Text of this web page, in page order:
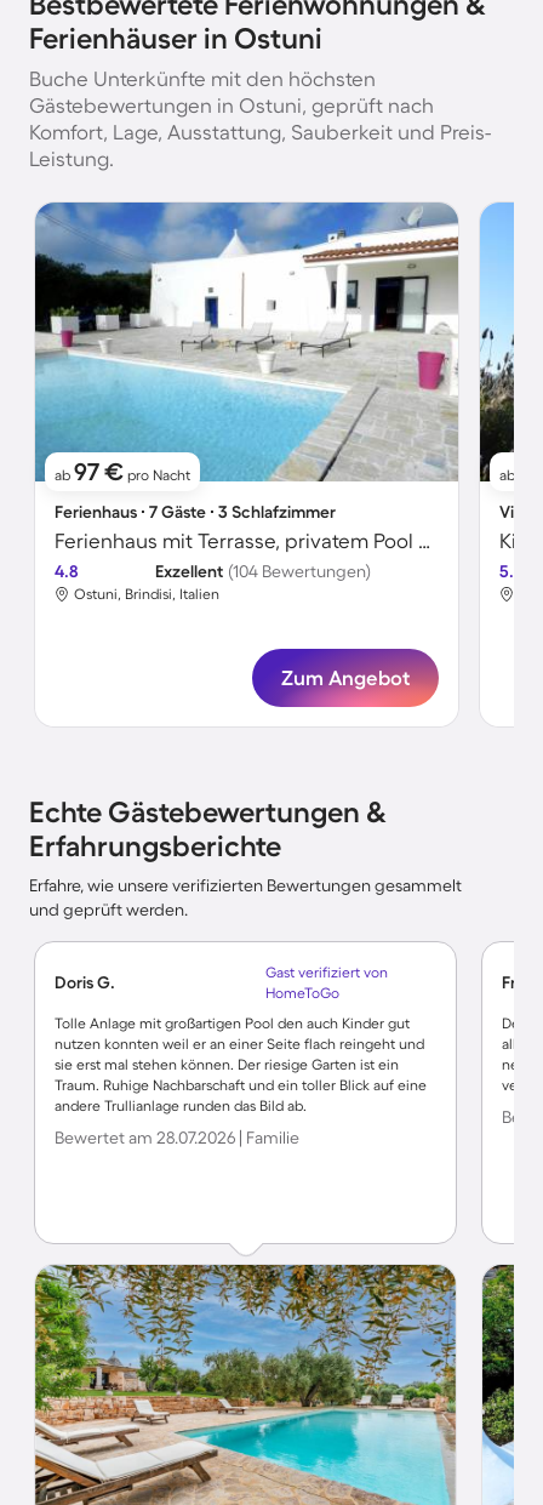
Ferienhäuser in Ostuni
Buche Unterkünfte mit den höchsten
Gästebewertungen in Ostuni, geprüft nach
Komfort, Lage, Ausstattung, Sauberkeit und Preis-
Leistung.
ab 97 € pro Nacht
Ferienhaus ∙ 7 Gäste ∙ 3 Schlafzimmer
Ferienhaus mit Terrasse, privatem Pool und Grill | Naturblick
4.8 Exzellent (104 Bewertungen)
Ostuni, Brindisi, Italien
Zum Angebot
ab
Villa
5.0
Echte Gästebewertungen &
Erfahrungsberichte
Erfahre, wie unsere verifizierten Bewertungen gesammelt
und geprüft werden.
Doris G.
Gast verifiziert von
HomeToGo
Tolle Anlage mit großartigen Pool den auch Kinder gut
nutzen konnten weil er an einer Seite flach reingeht und
sie erst mal stehen können. Der riesige Garten ist ein
Traum. Ruhige Nachbarschaft und ein toller Blick auf eine
andere Trullianlage runden das Bild ab.
Bewertet am 28.07.2026 | Familie
Der
nett.